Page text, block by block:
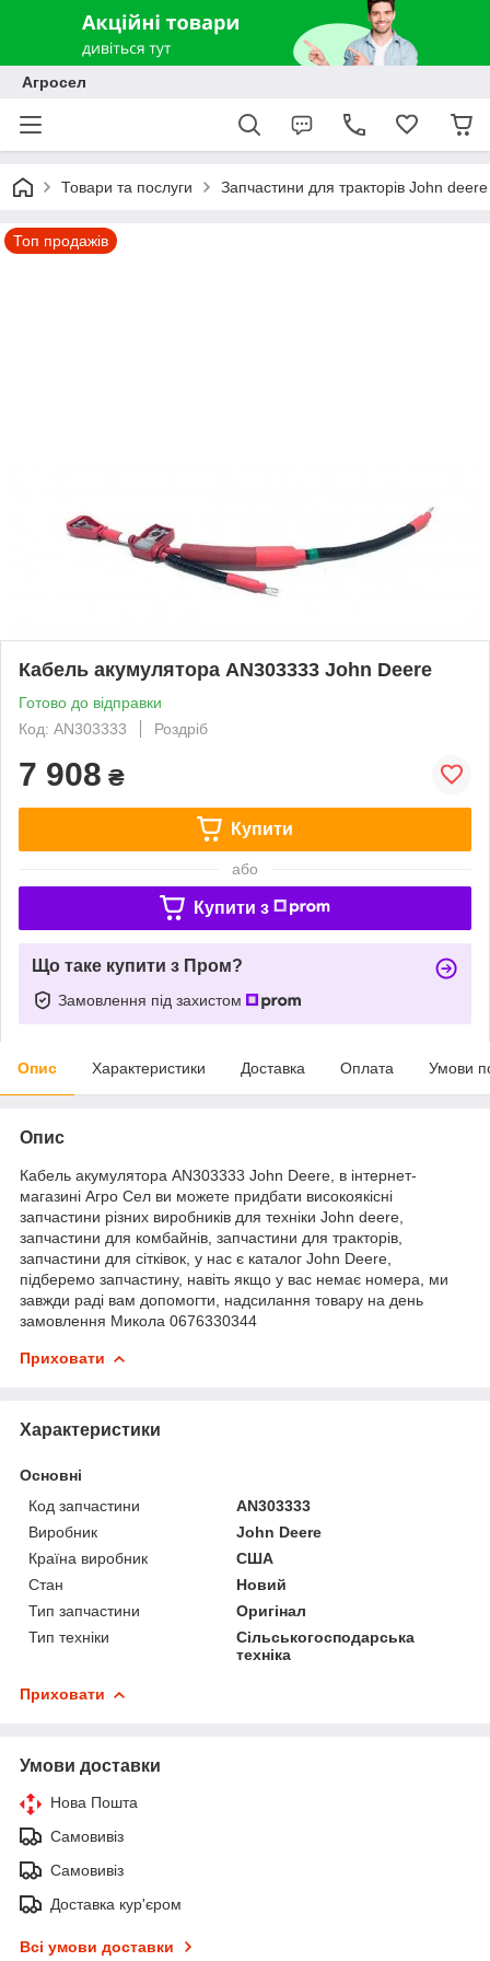
Агросел
Товари та послуги Запчастини для тракторів John deere
Топ продажів
Кабель акумулятора AN303333 John Deere
Готово до відправки
Код: AN303333
Роздріб
7 908 ₴
Купити
або
Купити з
Що таке купити з Пром?
Замовлення під захистом
Опис Характеристики Доставка Оплата Умови
Опис
Кабель акумулятора AN303333 John Deere, в інтернет-
магазині Агро Сел ви можете придбати високоякісні
запчастини різних виробників для техніки John deere,
запчастини для комбайнів, запчастини для тракторів,
запчастини для сітківок, у нас є каталог John Deere,
підберемо запчастину, навіть якщо у вас немає номера, ми
завжди раді вам допомогти, надсилання товару на день
замовлення Микола 0676330344
Приховати
Характеристики
Основні
Код запчастини
AN303333
Виробник
John Deere
Країна виробник
США
Стан
Новий
Тип запчастини
Оригінал
Тип техніки
Сільськогосподарська
техніка
Приховати
Умови доставки
Нова Пошта
Самовивіз
Самовивіз
Доставка кур'єром
Всі умови доставки